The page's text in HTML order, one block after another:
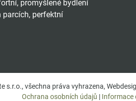
promyšlené bydlení
parcích, perfektní
s.r.o., všechna práva vyhrazena,
Ochrana osobních údajů | Informace